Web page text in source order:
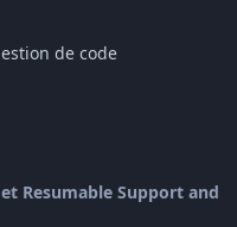
de code
Resumable Support and